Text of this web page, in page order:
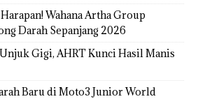
Wahana Artha Group
Darah Sepanjang 2026
Gigi, AHRT Kunci Hasil Manis
Baru di Moto3 Junior World